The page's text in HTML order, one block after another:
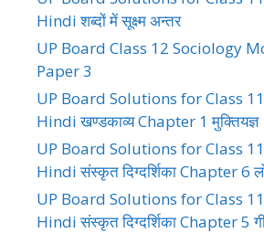
Hindi शब्दों में सूक्ष्म अन्तर
UP Board Class 12 Sociology
Paper 3
UP Board Solutions for Class
Hindi खण्डकाव्य Chapter 1 मुक्तियज्ञ
UP Board Solutions for Class
Hindi संस्कृत दिग्दर्शिका Chapter 6
UP Board Solutions for Class
Hindi संस्कृत दिग्दर्शिका Chapter 5